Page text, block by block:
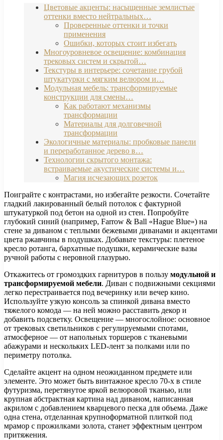
Цветовые акценты: насыщенные землистые
оттенки вместо нейтральных…
Проверенные оттенки и точки
применения
Ошибки, которых стоит избегать
Многоуровневое освещение: комбинация
трековых систем и скрытой…
Текстуры в интерьере: сочетание грубой
штукатурки с мягким велюром и…
Модульная мебель: трансформируемые
конструкции для смены…
Как работают механизмы
трансформации
Материалы для долговечной
трансформации
Экологичные материалы: пробковые панели
и переработанное дерево в…
Технологии скрытого монтажа:
встраиваемые акустические системы и…
Магия исчезающих розеток
Поиграйте с контрастами, но избегайте резкости. Сочетайте
гладкий лакированный белый потолок с фактурной
штукатуркой под бетон на одной из стен. Попробуйте
глубокий синий (например, Farrow & Ball «Hague Blue») на
стене за диваном с теплыми бежевыми диванами и акцентами
цвета ржавчины в подушках. Добавьте текстуры: плетеное
кресло ротанга, бархатные подушки, керамические вазы
ручной работы с неровной глазурью.
Откажитесь от громоздких гарнитуров в пользу модульной и
трансформируемой мебели. Диван с подвижными секциями
легко перестраивается под вечеринку или вечер кино.
Используйте узкую консоль за спинкой дивана вместо
тяжелого комода — на ней можно расставить декор и
добавить подсветку. Освещение — многослойное: основное
от трековых светильников с регулируемыми спотами,
атмосферное — от напольных торшеров с тканевыми
абажурами и нескольких LED-лент за полками или по
периметру потолка.
Сделайте акцент на одном неожиданном предмете или
элементе. Это может быть винтажное кресло 70-х в стиле
футуризма, перетянутое яркой велюровой тканью, или
крупная абстрактная картина над диваном, написанная
акрилом с добавлением кварцевого песка для объема. Даже
одна стена, отделанная крупноформатной плиткой под
мрамор с прожилками золота, станет эффектным центром
притяжения.